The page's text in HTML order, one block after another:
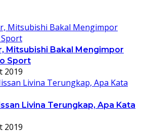
Mitsubishi Bakal Mengimpor
Sport
2019
Livina Terungkap, Apa Kata
2019